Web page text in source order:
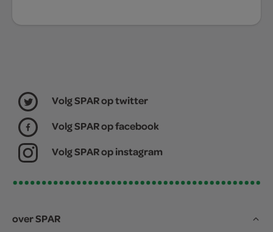
Volg SPAR op twitter
Volg SPAR op facebook
Volg SPAR op instagram
over SPAR